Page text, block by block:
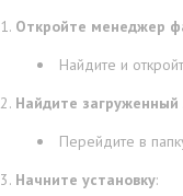
Откройте менеджер
Найдите и
Найдите загруженный
Перейдите в
Начните установку: